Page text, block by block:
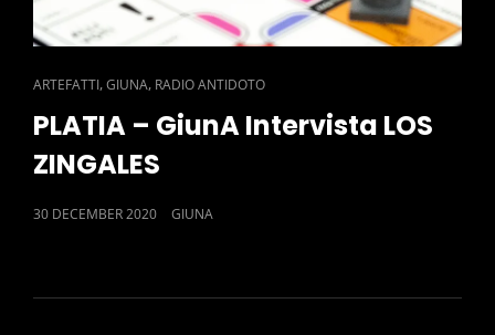
CAT
LINKS
ARTEFATTI,GIUNA, RADIO ANTIDOTO
PLATIA – GiunA Intervista LOS
ZINGALES
POSTED
30 DECEMBER 2020 GIUNA